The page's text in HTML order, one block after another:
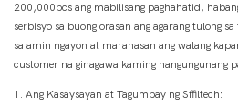
200,000pcs ang mabilisang paghahatid,
serbisyo sa buong orasan ang agarang tulong
sa amin ngayon at maranasan ang walang
customer na ginagawa kaming nangungunang
1. Ang Kasaysayan at Tagumpay ng Sffiltech: